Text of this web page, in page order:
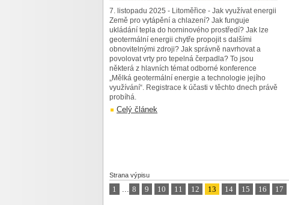
7. listopadu 2025 - Litoměřice - Jak využívat energii
Země pro vytápění a chlazení? Jak funguje
ukládání tepla do horninového prostředí? Jak lze
geotermální energii chytře propojit s dalšími
obnovitelnými zdroji? Jak správně navrhovat a
povolovat vrty pro tepelná čerpadla? To jsou
některá z hlavních témat odborné konference
„Mělká geotermální energie a technologie jejího
využívání“. Registrace k účasti v těchto dnech právě
probíhá.
Celý článek
Strana výpisu
1 ... 8 9 10 11 12 13 14 15 16 17